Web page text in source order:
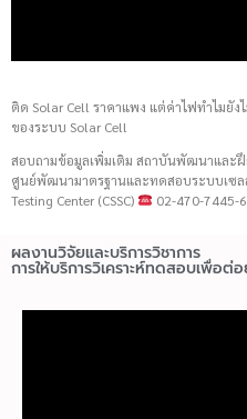
ติด Solar Cell ราคาแพง แต่ค่าไฟทำไมยัง
ของระบบ Solar Cell
สอบถามข้อมูลเพิ่มเติม สถาบันพัฒนาและ
ศูนย์พัฒนามาตรฐานและทดสอบระบบเซลล์
Testing Center (CSSC)
02-470-7445-6
ผลงานวิจัยและบริการวิชาการ
การให้บริการวิเคราะห์ทดสอบเพื่อต่